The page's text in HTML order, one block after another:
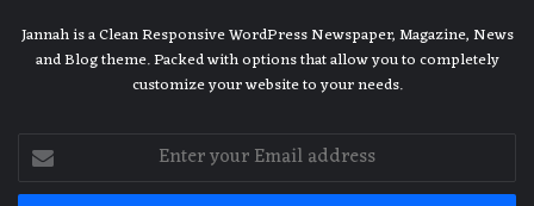
Jannah is a Clean Responsive WordPress Newspaper, Magazine, News
and Blog theme. Packed with options that allow you to completely
customize your website to your needs.
Enter
your
Email